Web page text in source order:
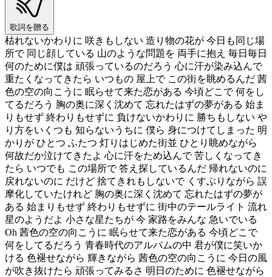
歌詞を贈る
枯れないかわりに 咲きもしない 造り物の花が 今日も同じ場
所で 同じ顔している 山のような問題を 両手に抱え 毎日毎日
何のために僕は 頑張っているのだろう 心に汗が染み込んで
重たくなってきたら いつもの 屋上で この街を眺めるんだ 茜
色の空の向こうに 眠らせて来た恋がある 今頃どこで 何をし
てるだろう 胸の奥に深く沈めて 忘れたはずの夢がある 始ま
りもせず 終わりもせずに 負けないかわりに 勝ちもしない や
り方をいくつも 知らないうちに 僕ら 身につけてしまった 明
かりが ひとつ ふたつ 灯りはじめた街並 ひとり眺めながら
何故だか泣けてきたよ 心に汗をため込んで 苦しくなってき
たら いつでも この場所で 答え探しているんだ 帰れないのに
戻れないのに だけど 捨てきれもしないで くすぶりながら 誤
摩化していたけれど 胸の奥に深く沈めて 忘れたはずの夢が
ある 始まりもせず 終わりもせずに 街中のテールライト 流れ
星のようだよ 小さな星たちが 今 家路をみんな 急いでいる
Oh 茜色の空の向こうに 眠らせて来た恋がある 今頃どこで
何をしてるだろう 青春時代のアルバムの中 君が僕に笑いか
ける 色褪せながら 輝きながら 茜色の空の向こうに 今日の風
が吹き抜けたら 頑張ってみるさ 明日のために 色褪せながら